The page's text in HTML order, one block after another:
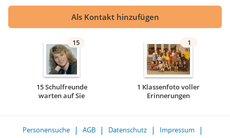
Als Kontakt hinzufügen
15
15 Schulfreunde
warten auf Sie
1
1 Klassenfoto voller
Erinnerungen
Personensuche AGB Datenschutz
Impressum